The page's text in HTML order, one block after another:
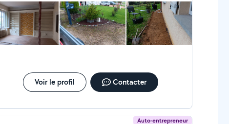
Voir le profil Contacter
Auto-entrepreneur